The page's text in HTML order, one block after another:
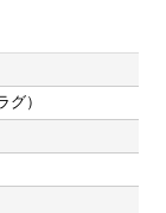
グ）